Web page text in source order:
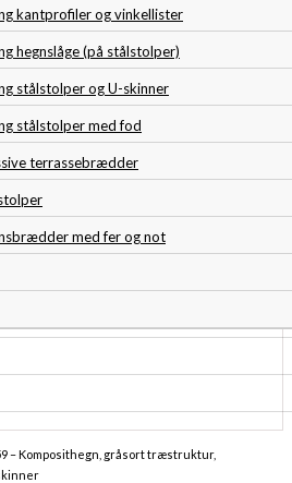
kantprofiler og vinkellister
hegnslåge (på stålstolper)
stålstolper og U-skinner
stålstolper med fod
terrassebrædder
med fer og not
– Komposithegn, gråsort træstruktur,